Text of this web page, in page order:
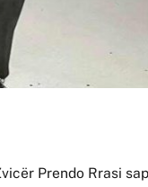
Prendo Rrasi